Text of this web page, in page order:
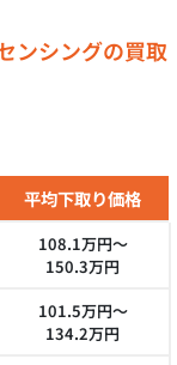
シングの買取
平均下取り価格
108.1万円～
150.3万円
101.5万円～
134.2万円